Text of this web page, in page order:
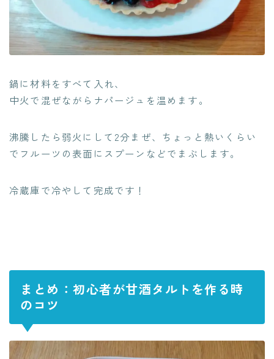
鍋に材料をすべて入れ、
中火で混ぜながらナパージュを温めます。
沸騰したら弱火にして2分まぜ、ちょっと熱いくらい
でフルーツの表面にスプーンなどでまぶします。
冷蔵庫で冷やして完成です！
まとめ：初心者が甘酒タルトを作る時
のコツ